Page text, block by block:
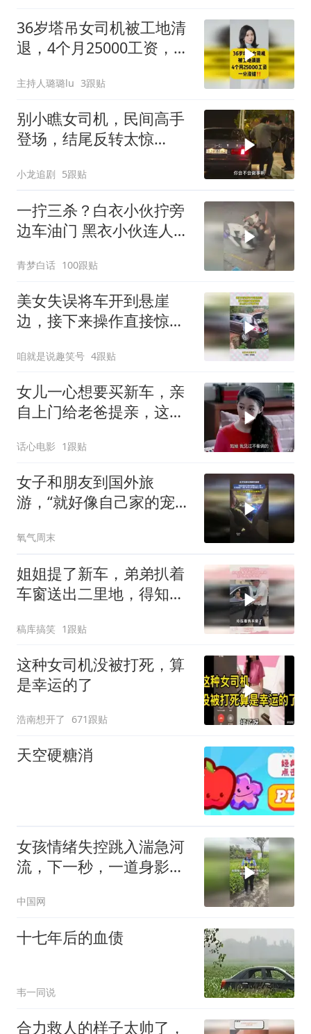
36岁塔吊女司机被工地清
退，4个月25000工资，一
主持人璐璐lu 3跟贴
别小瞧女司机，民间高手
登场，结尾反转太惊
小龙追剧 5跟贴
一拧三杀？白衣小伙拧旁
边车油门 黑衣小伙连人带
青梦白话 100跟贴
美女失误将车开到悬崖
边，接下来操作直接惊
咱就是说趣笑号 4跟贴
女儿一心想要买新车，亲
自上门给老爸提亲，这操
话心电影 1跟贴
女子和朋友到国外旅
游，“就好像自己家的宠物
们并且从外语切回了中文”
氧气周末
姐姐提了新车，弟弟扒着
车窗送出二里地，得知真
稿库搞笑 1跟贴
这种女司机没被打死，算
是幸运的了
浩南想开了 671跟贴
天空硬糖消
女孩情绪失控跳入湍急河
流，下一秒，一道身影跟
中国网
十七年后的血债
韦一同说
合力救人的样子太帅了，